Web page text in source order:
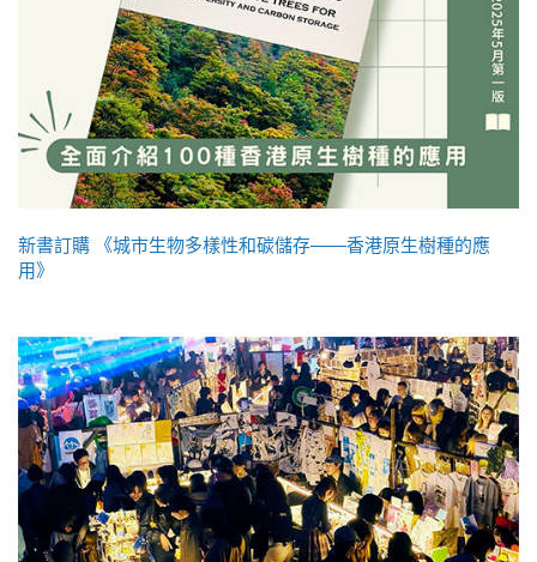
新書訂購 《城市生物多樣性和碳儲存——香港原生樹種的應
用》